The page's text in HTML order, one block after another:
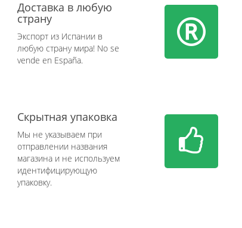
Доставка в любую
страну
Экспорт из Испании в
любую страну мира! No se
vende en España.
Скрытная упаковка
Мы не указываем при
отправлении названия
магазина и не используем
идентифицирующую
упаковку.